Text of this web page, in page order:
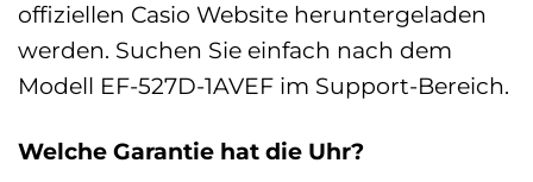
offiziellen Casio Website heruntergeladen
werden. Suchen Sie einfach nach dem
Modell EF-527D-1AVEF im Support-Bereich.
Welche Garantie hat die Uhr?